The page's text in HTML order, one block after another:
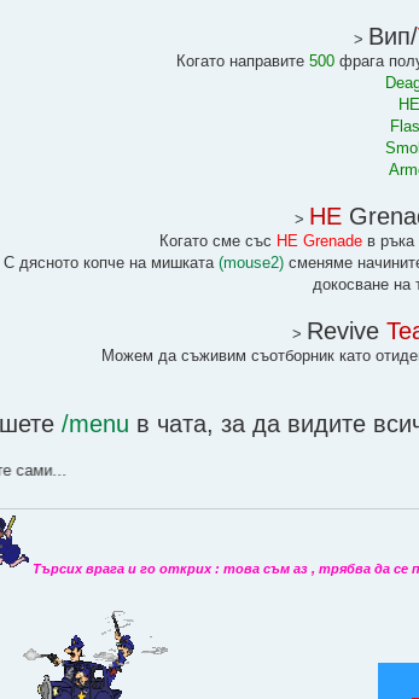
> Вип/
Когато направите 500фрага
HE
> HE
Когато сме със HE Grenade в ръка
С дясното копче на мишката(mouse2) сменяме
докосване на
> Revive
Можем да съживим съотборник като
/menu в чата, за да видите
Търсих врага и го открих : това съм аз , трябва да се